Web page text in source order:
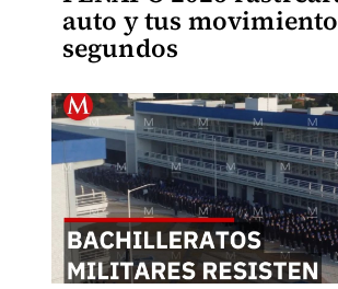
auto y tus
segundos